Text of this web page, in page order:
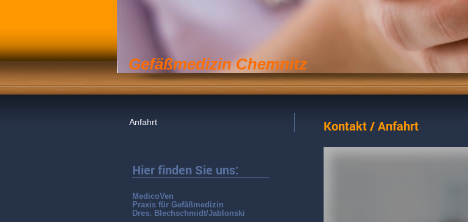
Gefäßmedizin Chemnitz
Kontakt / Anfahrt
Anfahrt
Hier finden Sie uns:
MedicoVen
Praxis für Gefäßmedizin
Dres. Blechschmidt/Jablonski